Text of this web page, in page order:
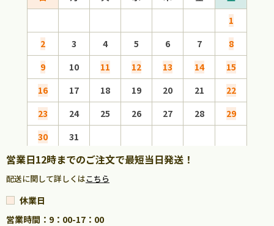
1
2
3 4 5 6 7
8
9
10 11 12 13 14
15
16
17 18 19 20 21
22
23
24 25 26 27 28
29
30
31
営業日12時までのご注文で最短当日発送！
配送に関して詳しくはこちら
休業日
営業時間：9：00-17：00